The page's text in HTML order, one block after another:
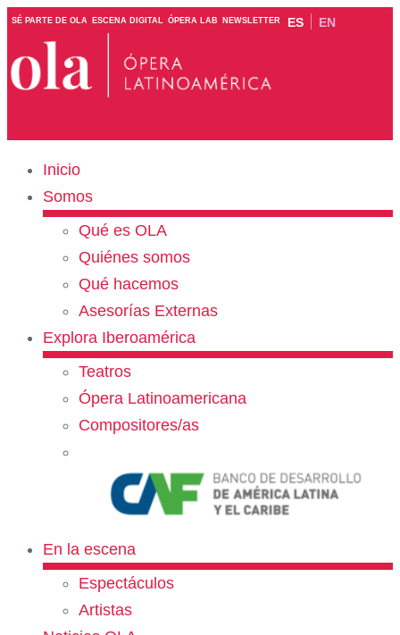
SÉ PARTE DE OLA ESCENA DIGITAL ÓPERA LAB NEWSLETTER ES EN
Inicio
Somos
Qué es OLA
Quiénes somos
Qué hacemos
Asesorías Externas
Explora Iberoamérica
Teatros
Ópera Latinoamericana
Compositores/as
En la escena
Espectáculos
Artistas